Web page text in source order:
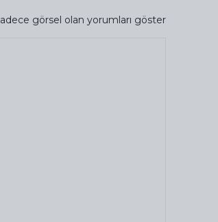
görsel olan yorumları göster